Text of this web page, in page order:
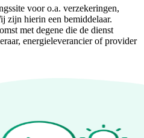
voor o.a. verzekeringen,
zijn hierin een bemiddelaar.
met degene die de dienst
energieleverancier of provider